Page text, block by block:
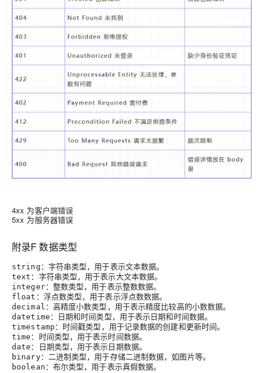
4xx 为客户端错误
5xx 为服务器错误
附录F 数据类型
string ：字符串类型，用于表示文本数据。
text ：字符串类型，用于表示大文本数据。
integer：整数类型，用于表示整数数据。
float ：浮点数类型，用于表示浮点数数据。
decimal ：高精度小数类型，用于表示精度比较高的小数数据。
datetime ：日期和时间类型，用于表示日期和时间数据。
timestamp ：时间戳类型，用于记录数据的创建和更新时间。
time ：时间类型，用于表示时间数据。
date ：日期类型，用于表示日期数据。
binary：二进制类型，用于存储二进制数据，如图片等。
boolean ：布尔类型，用于表示真假数据。